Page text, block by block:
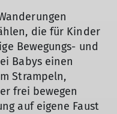
die für Kinder
Bewegungs- und
Babys einen
Strampeln,
frei bewegen
auf eigene Faust